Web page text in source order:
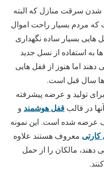
شدن سرقت منازل که البته
که مردم بسیار راحت اموال
هایی بسیار ساده نگهداری
به استفاده از نسل جدید
اما هنوز از قفل هایی
ها سال قبل است.
تولید و عرضه پیشرفته
در قالب قفل هوشمند و
عرضه شده است. این نمونه
معروف هستند علاوه
دهند، مالکان را از حمل